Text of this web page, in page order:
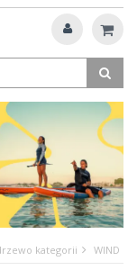
kategorii WIND